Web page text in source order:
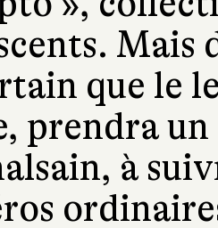
Mais
que le
prendra
à